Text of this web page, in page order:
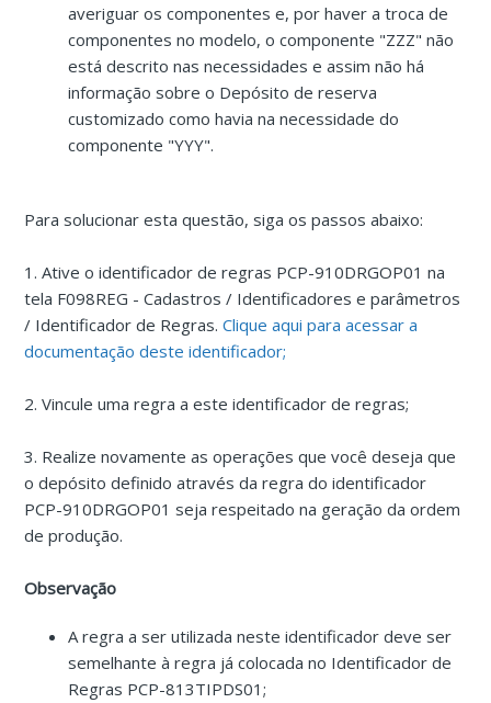
averiguar os componentes e, por haver a troca de
componentes no modelo, o componente "ZZZ" não
está descrito nas necessidades e assim não há
informação sobre o Depósito de reserva
customizado como havia na necessidade do
componente "YYY".
Para solucionar esta questão, siga os passos abaixo:
1. Ative o identificador de regras PCP-910DRGOP01 na
tela F098REG - Cadastros / Identificadores e parâmetros
/ Identificador de Regras.Clique aqui para acessar a
documentação deste identificador;
2. Vincule uma regra a este identificador de regras;
3. Realize novamente as operações que você deseja que
o depósito definido através da regra do identificador
PCP-910DRGOP01 seja respeitado na geração da ordem
de produção.
Observação
A regra a ser utilizada neste identificador deve ser
semelhante à regra já colocada no Identificador de
Regras PCP-813TIPDS01;